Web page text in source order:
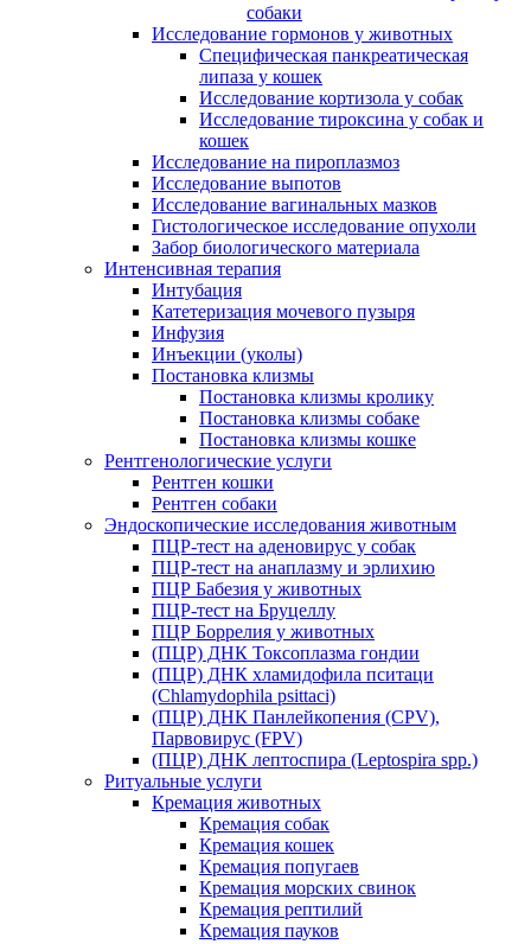
собаки
Исследование гормонов у животных
Специфическая панкреатическая
липаза у кошек
Исследование кортизола у собак
Исследование тироксина у собак и
кошек
Исследование на пироплазмоз
Исследование выпотов
Исследование вагинальных мазков
Гистологическое исследование опухоли
Забор биологического материала
Интенсивная терапия
Интубация
Катетеризация мочевого пузыря
Инфузия
Инъекции (уколы)
Постановка клизмы
Постановка клизмы кролику
Постановка клизмы собаке
Постановка клизмы кошке
Рентгенологические услуги
Рентген кошки
Рентген собаки
Эндоскопические исследования животным
ПЦР-тест на аденовирус у собак
ПЦР-тест на анаплазму и эрлихию
ПЦР Бабезия у животных
ПЦР-тест на Бруцеллу
ПЦР Боррелия у животных
(ПЦР) ДНК Токсоплазма гондии
(ПЦР) ДНК хламидофила пситаци
(Chlamydophila psittaci)
(ПЦР) ДНК Панлейкопения (CPV),
Парвовирус (FPV)
(ПЦР) ДНК лептоспира (Leptospira spp.)
Ритуальные услуги
Кремация животных
Кремация собак
Кремация кошек
Кремация попугаев
Кремация морских свинок
Кремация рептилий
Кремация пауков